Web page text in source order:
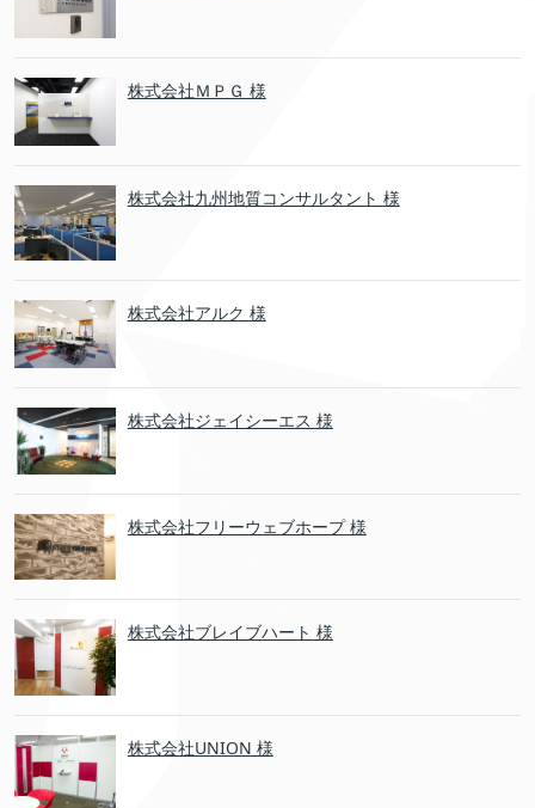
株式会社ＭＰＧ 様
株式会社九州地質コンサルタント 様
株式会社アルク 様
株式会社ジェイシーエス 様
株式会社フリーウェブホープ 様
株式会社ブレイブハート 様
株式会社UNION 様